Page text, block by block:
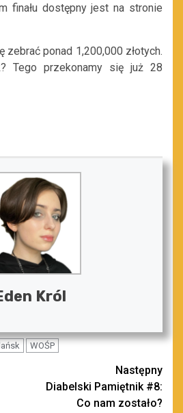
finału dostępny jest na stronie
zebrać ponad 1,200,000 złotych.
Tego przekonamy się już 28
Król
WOŚP
Następny
Diabelski Pamiętnik #8:
Co nam zostało?